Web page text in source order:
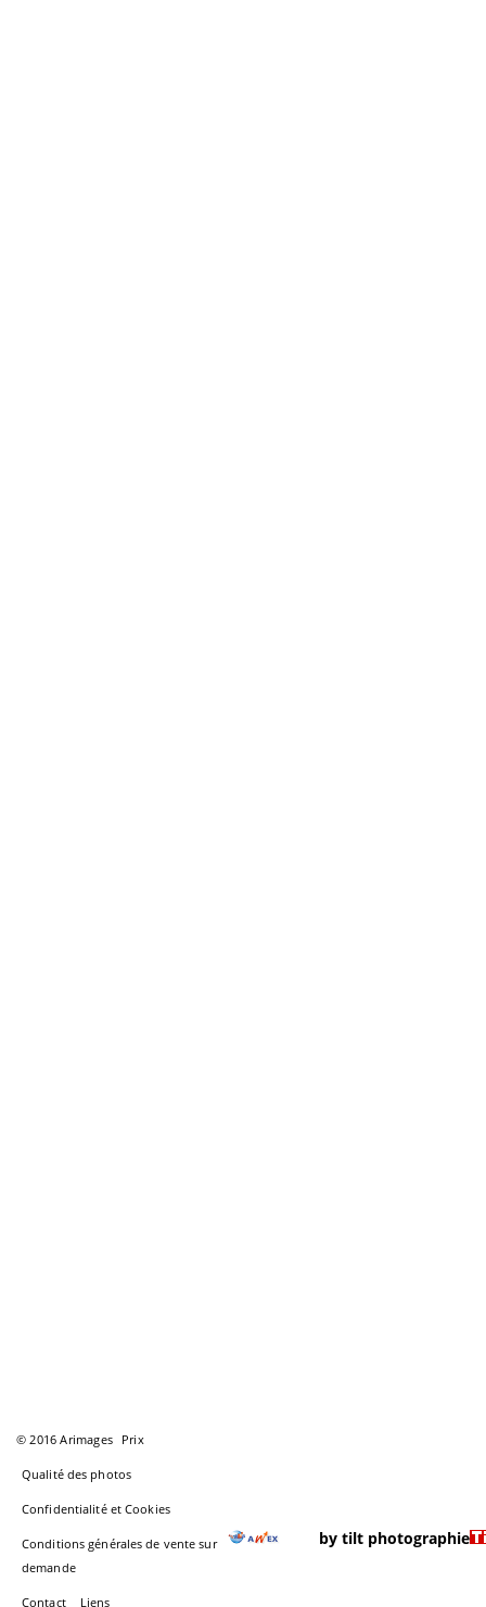
© 2016 Arimages Prix
Qualité des photos
Confidentialité et Cookies
Conditions générales de vente sur
demande
Contact Liens
by tilt photographie